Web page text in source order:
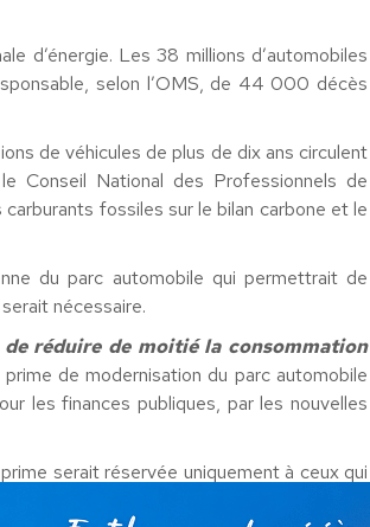
d’énergie. Les 38 millions d’automobiles
selon l’OMS, de 44 000 décès
de véhicules de plus de dix ans circulent
Conseil National des Professionnels de
fossiles sur le bilan carbone et le
du parc automobile qui permettrait de
nécessaire.
réduire de moitié la consommation
de modernisation du parc automobile
les finances publiques, par les nouvelles
serait réservée uniquement à ceux qui